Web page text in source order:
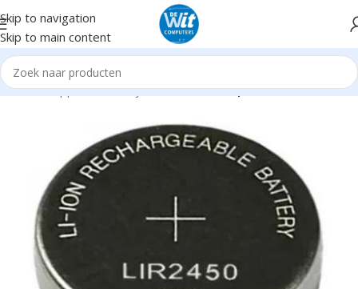
Skip to navigation
Skip to main content
Home Supplies Batterijen / Laders Knoopcel